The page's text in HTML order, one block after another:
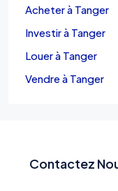
Acheter à Tanger
Investir à Tanger
Louer à Tanger
Vendre à Tanger
Contactez